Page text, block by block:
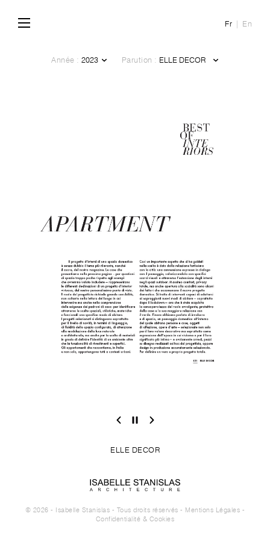
Fr En
Année : Parution :
ELLE DECOR
© 2026 - Isabelle Stanislas - Tous droits réservés - Mentions Légales -
Confidentialité & Cookies